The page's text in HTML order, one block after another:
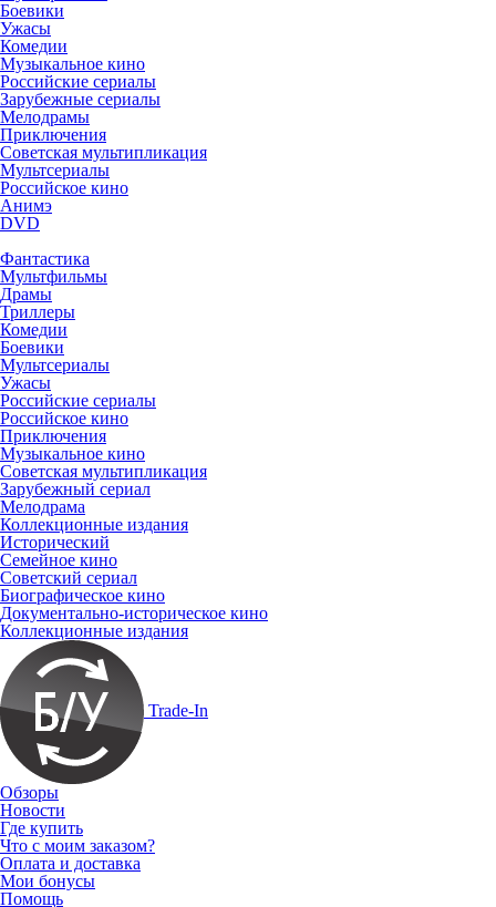
Боевики
Ужасы
Комедии
Музыкальное кино
Российские сериалы
Зарубежные сериалы
Мелодрамы
Приключения
Советская мультипликация
Мультсериалы
Российское кино
Анимэ
DVD
Фантастика
Мультфильмы
Драмы
Триллеры
Комедии
Боевики
Мультсериалы
Ужасы
Российские сериалы
Российское кино
Приключения
Музыкальное кино
Советская мультипликация
Зарубежный сериал
Мелодрама
Коллекционные издания
Исторический
Семейное кино
Советский сериал
Биографическое кино
Документально-историческое кино
Коллекционные издания
Trade-In
Обзоры
Новости
Где купить
Что с моим заказом?
Оплата и доставка
Мои бонусы
Помощь